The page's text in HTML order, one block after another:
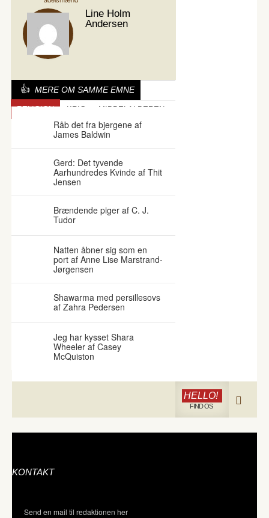
Line Holm
Andersen
MERE OM SAMME EMNE
RELIGION KRIG MIDDELALDEREN
Råb det fra bjergene af
James Baldwin
Gerd: Det tyvende
Aarhundredes Kvinde af Thit
Jensen
Brændende piger af C. J.
Tudor
Natten åbner sig som en
port af Anne Lise Marstrand-
Jørgensen
Shawarma med persillesovs
af Zahra Pedersen
Jeg har kysset Shara
Wheeler af Casey
McQuiston
HELLO!
FIND OS
KONTAKT
Send en mail til redaktionen her